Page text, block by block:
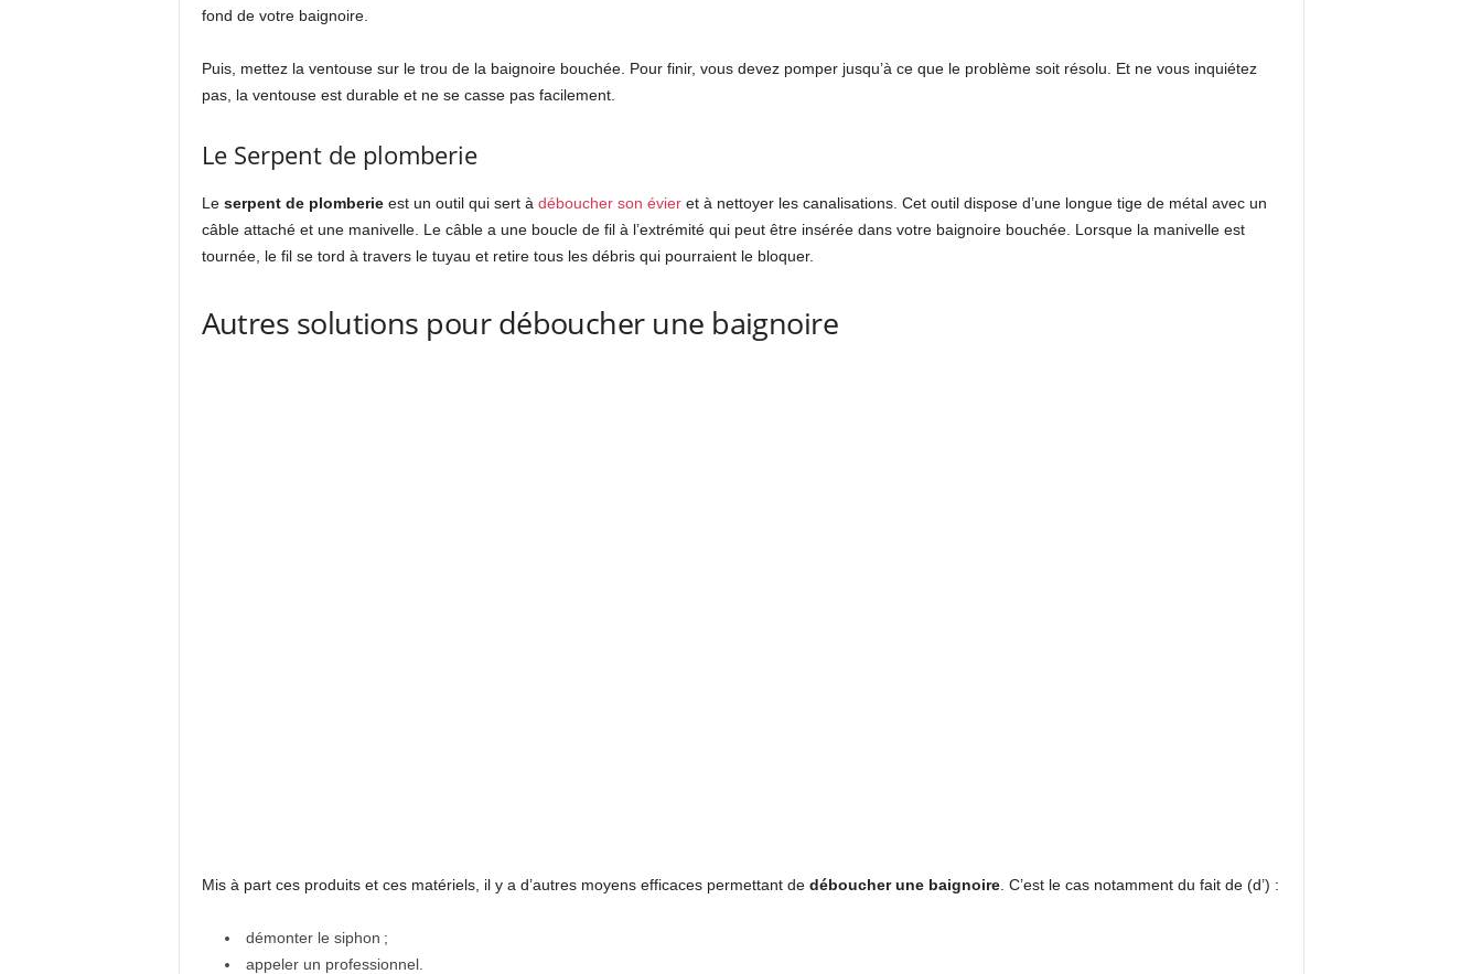
fond de votre baignoire.
Puis, mettez la ventouse sur le trou de la baignoire bouchée. Pour finir, vous devez pomper jusqu’à ce que le problème soit résolu. Et ne vous inquiétez
pas, la ventouse est durable et ne se casse pas facilement.
Le Serpent de plomberie
Le serpent de plomberieest un outil qui sert à déboucher son évieret à nettoyer les canalisations. Cet outil dispose d’une longue tige de métal avec un
câble attaché et une manivelle. Le câble a une boucle de fil à l’extrémité qui peut être insérée dans votre baignoire bouchée. Lorsque la manivelle est
tournée, le fil se tord à travers le tuyau et retire tous les débris qui pourraient le bloquer.
Autres solutions pour déboucher une baignoire
Mis à part ces produits et ces matériels, il y a d’autres moyens efficaces permettant de déboucher une baignoire. C’est le cas notamment du fait de (d’) :
démonter le siphon ;
appeler un professionnel.